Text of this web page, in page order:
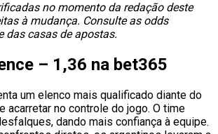
no momento da redação deste
à mudança. Consulte as odds
das casas de apostas.
– 1,36 na bet365
um elenco mais qualificado diante do
acarretar no controle do jogo. O time
dando mais confiança à equipe.